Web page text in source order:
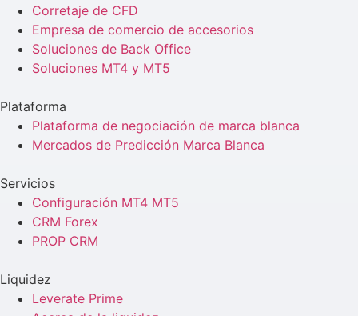
Corretaje de CFD
Empresa de comercio de accesorios
Soluciones de Back Office
Soluciones MT4 y MT5
Plataforma
Plataforma de negociación de marca blanca
Mercados de Predicción Marca Blanca
Servicios
Configuración MT4 MT5
CRM Forex
PROP CRM
Liquidez
Leverate Prime